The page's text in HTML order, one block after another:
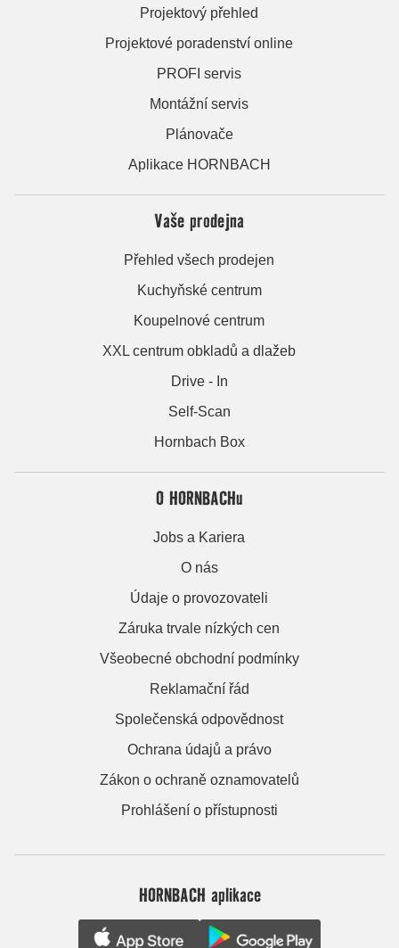
Projektový přehled
Projektové poradenství online
PROFI servis
Montážní servis
Plánovače
Aplikace HORNBACH
Vaše prodejna
Přehled všech prodejen
Kuchyňské centrum
Koupelnové centrum
XXL centrum obkladů a dlažeb
Drive - In
Self-Scan
Hornbach Box
O HORNBACHu
Jobs a Kariera
O nás
Údaje o provozovateli
Záruka trvale nízkých cen
Všeobecné obchodní podmínky
Reklamační řád
Společenská odpovědnost
Ochrana údajů a právo
Zákon o ochraně oznamovatelů
Prohlášení o přístupnosti
HORNBACH aplikace